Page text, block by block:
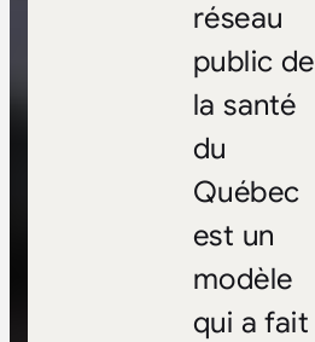
réseau
public de
la santé
du
Québec
est un
modèle
qui a fait